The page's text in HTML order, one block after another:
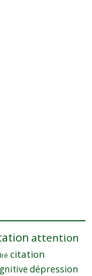
attention
citation
dépression